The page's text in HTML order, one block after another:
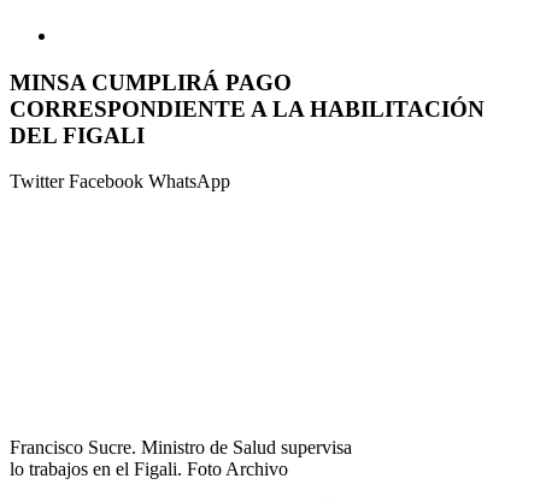
MINSA CUMPLIRÁ PAGO
CORRESPONDIENTE A LA HABILITACIÓN
DEL FIGALI
TwitterFacebook WhatsApp
Francisco Sucre. Ministro de Salud supervisa
lo trabajos en el Figali. Foto Archivo